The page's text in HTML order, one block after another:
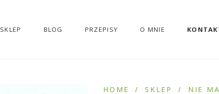
SKLEP BLOG PRZEPISY O MNIE
HOME / SKLEP / NIE